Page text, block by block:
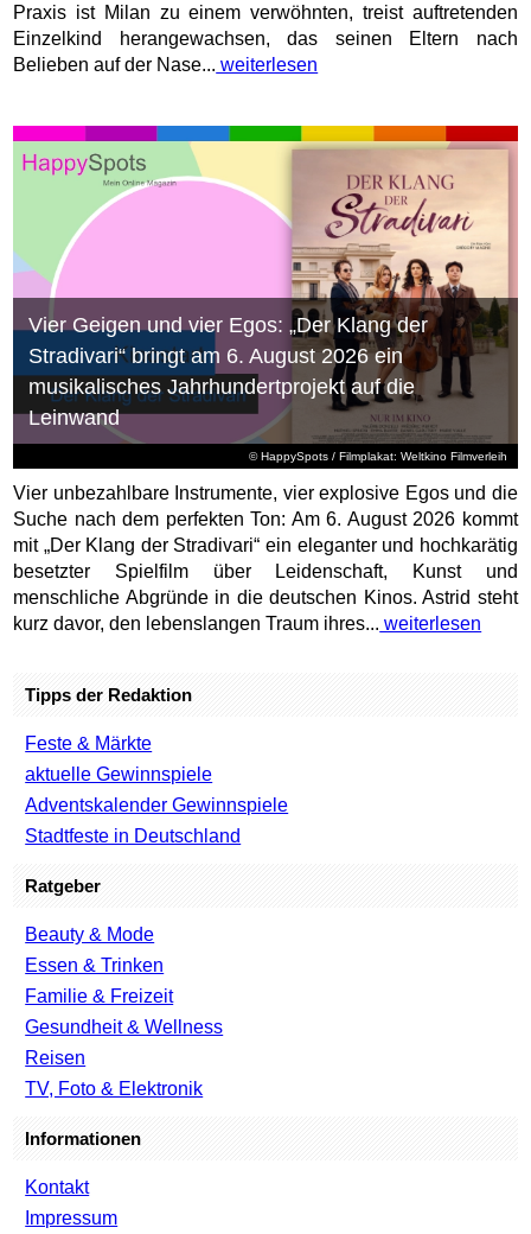
Praxis ist Milan zu einem verwöhnten, treist auftretenden
Einzelkind herangewachsen, das seinen Eltern nach
Belieben auf der Nase... weiterlesen
© HappySpots / Filmplakat: Weltkino Filmverleih
Vier Geigen und vier Egos: „Der Klang der
Stradivari“ bringt am 6. August 2026 ein
musikalisches Jahrhundertprojekt auf die
Leinwand
Vier unbezahlbare Instrumente, vier explosive Egos und die
Suche nach dem perfekten Ton: Am 6. August 2026 kommt
mit „Der Klang der Stradivari“ ein eleganter und hochkarätig
besetzter Spielfilm über Leidenschaft, Kunst und
menschliche Abgründe in die deutschen Kinos. Astrid steht
kurz davor, den lebenslangen Traum ihres... weiterlesen
Tipps der Redaktion
Feste & Märkte
aktuelle Gewinnspiele
Adventskalender Gewinnspiele
Stadtfeste in Deutschland
Ratgeber
Beauty & Mode
Essen & Trinken
Familie & Freizeit
Gesundheit & Wellness
Reisen
TV, Foto & Elektronik
Informationen
Kontakt
Impressum